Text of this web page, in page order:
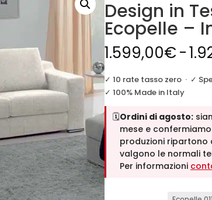
Design in
Ecopelle –
1.599,00€-
✓ 10 rate tasso zero· ✓
✓ 100% Made in Italy
🗓️Ordini di agosto:
mese e
produzioni ripartono
valgono le normali
Per informazioni